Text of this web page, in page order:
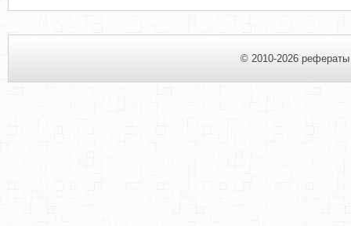
© 2010-2026 рефераты